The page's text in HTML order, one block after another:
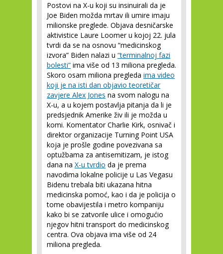
Postovi na X-u koji su insinuirali da je
Joe Biden možda mrtav ili umire imaju
milionske preglede. Objava desničarske
aktivistice Laure Loomer u kojoj 22. jula
tvrdi da se na osnovu “medicinskog
izvora” Biden nalazi u “terminalnoj fazi
bolesti” ima više od 13 miliona pregleda.
Skoro osam miliona pregleda ima video
koji je na isti dan objavio teoretičar
zavjere Alex Jones na svom nalogu na
X-u, a u kojem postavlja pitanja da li je
predsjednik Amerike živ ili je možda u
komi. Komentator Charlie Kirk, osnivač i
direktor organizacije Turning Point USA
koja je prošle godine povezivana sa
optužbama za antisemitizam, je istog
dana na X-u tvrdio da je prema
navodima lokalne policije u Las Vegasu
Bidenu trebala biti ukazana hitna
medicinska pomoć, kao i da je policija o
tome obavijestila i metro kompaniju
kako bi se zatvorile ulice i omogućio
njegov hitni transport do medicinskog
centra. Ova objava ima više od 24
miliona pregleda.